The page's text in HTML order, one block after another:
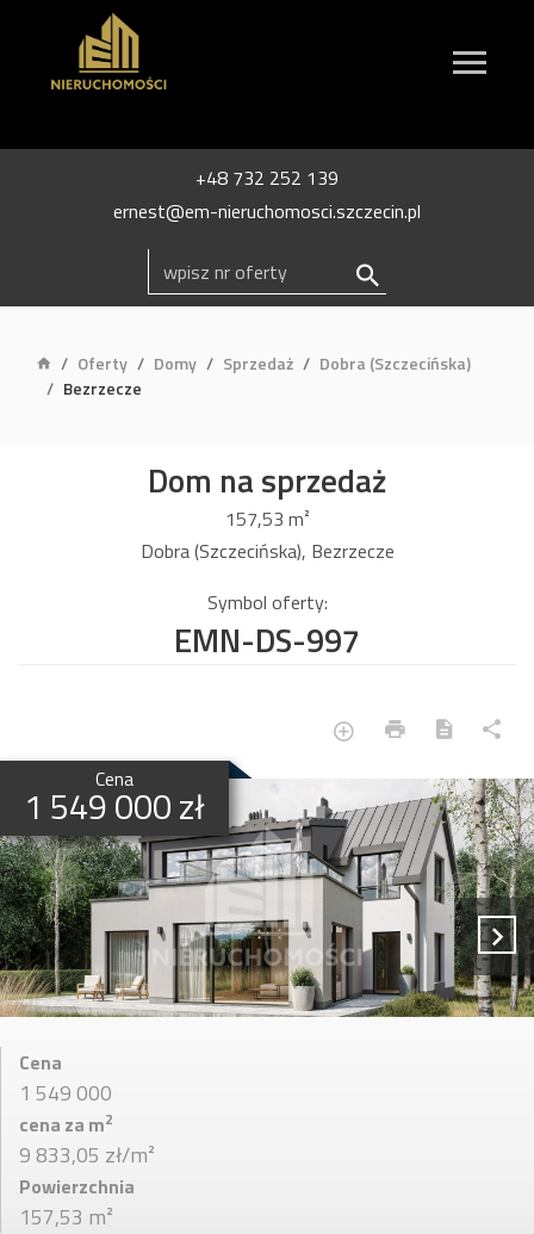
+48 732 252 139
ernest@em-nieruchomosci.szczecin.pl
Oferty Domy Sprzedaż
Dobra (Szczecińska)
Bezrzecze
Dom na sprzedaż
157,53 m²
Dobra (Szczecińska), Bezrzecze
Symbol oferty:
EMN-DS-997
Cena
1 549 000 zł
Cena
1 549 000
cena za m2
9 833,05 zł/m²
Powierzchnia
157,53 m²